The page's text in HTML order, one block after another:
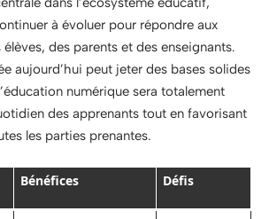
à évoluer pour répondre aux
des parents et des enseignants.
aujourd’hui peut jeter des bases solides
numérique sera totalement
des apprenants tout en favorisant
les parties prenantes.
Bénéfices Défis